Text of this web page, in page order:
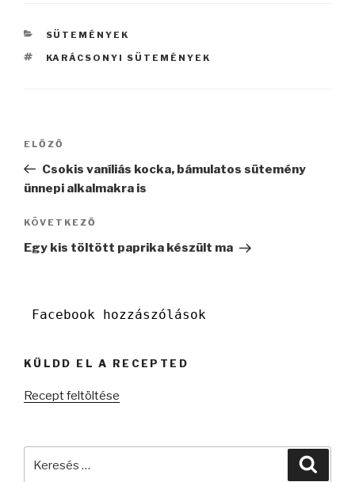
KATEGÓRIÁK
SÜTEMÉNYEK
CÍMKÉK
KARÁCSONYI SÜTEMÉNYEK
Bejegyzés
Korábbi
bejegyzés
ELŐZŐ
Csokis vaníliás kocka, bámulatos sütemény
ünnepi alkalmakra is
Következő
bejegyzés
KÖVETKEZŐ
Egy kis töltött paprika készült ma
Facebook hozzászólások
KÜLDD EL A RECEPTED
Recept feltöltése